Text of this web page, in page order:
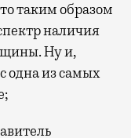
таким образом
наличия
Ну и,
одна из самых